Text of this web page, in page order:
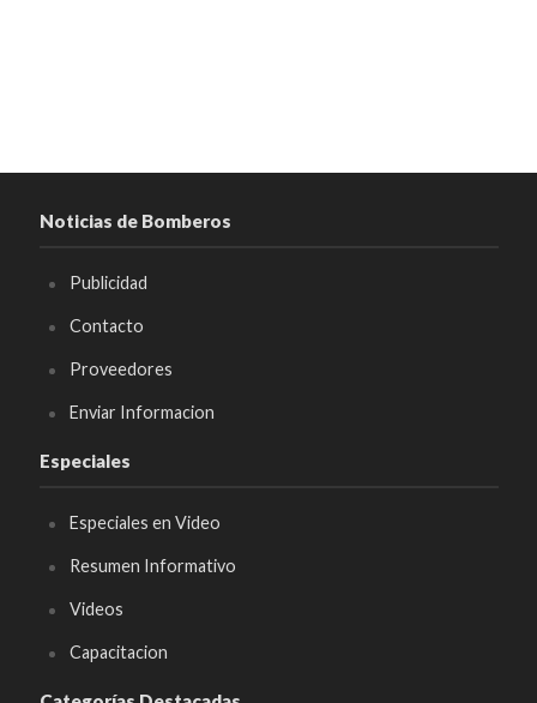
Noticias de Bomberos
Publicidad
Contacto
Proveedores
Enviar Informacion
Especiales
Especiales en Video
Resumen Informativo
Videos
Capacitacion